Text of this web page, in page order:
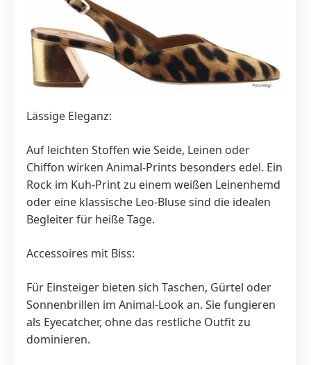
Lässige Eleganz:
Auf leichten Stoffen wie Seide, Leinen oder
Chiffon wirken Animal-Prints besonders edel. Ein
Rock im Kuh-Print zu einem weißen Leinenhemd
oder eine klassische Leo-Bluse sind die idealen
Begleiter für heiße Tage.
Accessoires mit Biss:
Für Einsteiger bieten sich Taschen, Gürtel oder
Sonnenbrillen im Animal-Look an. Sie fungieren
als Eyecatcher, ohne das restliche Outfit zu
dominieren.